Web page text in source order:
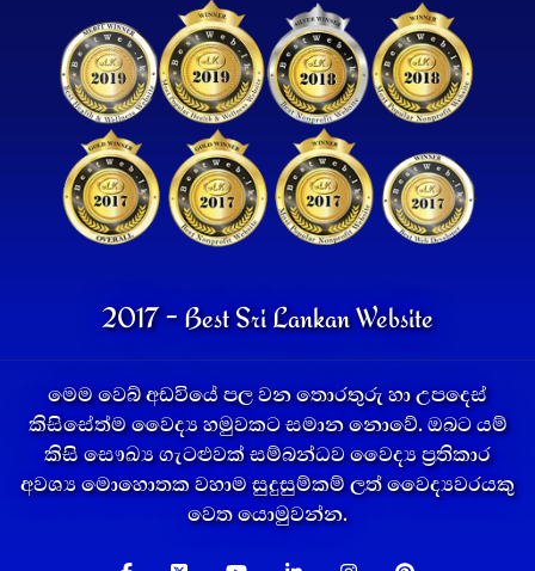
2017 - Best Sri Lankan Website
මෙම වෙබ් අඩවියේ පල වන තොරතුරු හා උපදෙස්
කිසිසේත්ම වෛද්‍ය හමුවකට සමාන නොවේ. ඔබට යම්
කිසි සෞඛ්‍ය ගැටළුවක් සම්බන්ධව වෛද්‍ය ප්‍රතිකාර
අවශ්‍ය මොහොතක වහාම සුදුසුම්කම් ලත් වෛද්‍යවරයකු
වෙත යොමුවන්න.